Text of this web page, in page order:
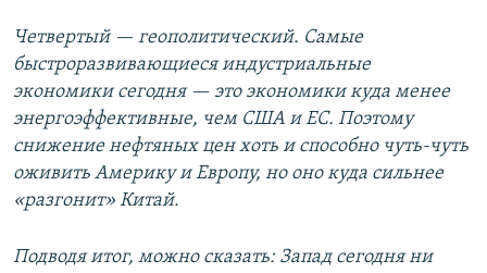
Четвертый — геополитический. Самые
быстроразвивающиеся индустриальные
экономики сегодня — это экономики куда менее
энергоэффективные, чем США и ЕС. Поэтому
снижение нефтяных цен хоть и способно чуть-чуть
оживить Америку и Европу, но оно куда сильнее
«разгонит» Китай.
Подводя итог, можно сказать: Запад сегодня ни